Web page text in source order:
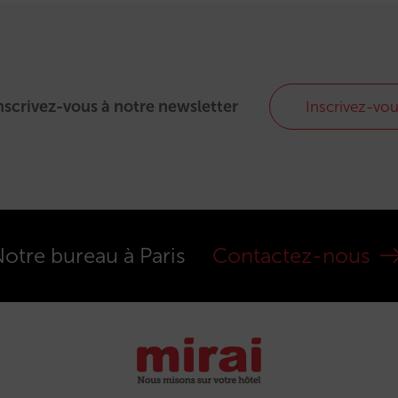
vous à notre newsletter Inscrivez-
bureau à Paris Contactez-nous